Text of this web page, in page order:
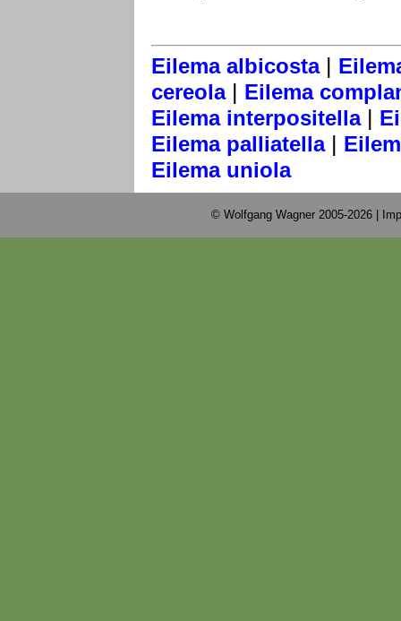
Eilema albicosta|
cereola| Eilema
Eilema interpositella|
Eilema palliatella|
Eilema uniola
© Wolfgang Wagner 2005-2026 |